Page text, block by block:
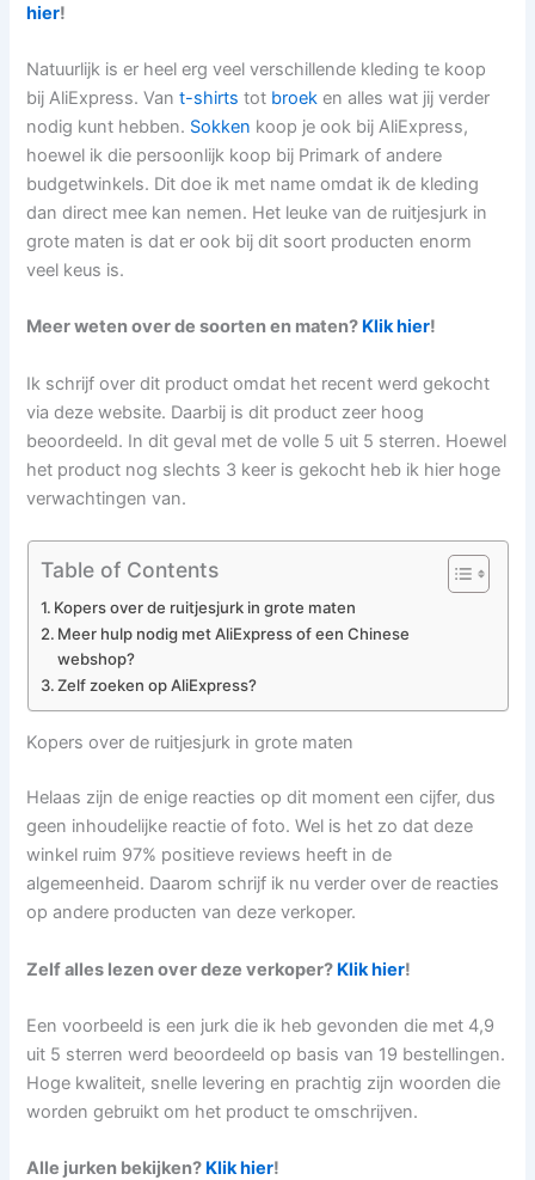
hier!
Natuurlijk is er heel erg veel verschillende kleding te koop
bij AliExpress. Vant-shirts tot broek en alles wat jij verder
nodig kunt hebben. Sokken koop je ook bij AliExpress,
hoewel ik die persoonlijk koop bij Primark of andere
budgetwinkels. Dit doe ik met name omdat ik de kleding
dan direct mee kan nemen. Het leuke van de ruitjesjurk in
grote maten is dat er ook bij dit soort producten enorm
veel keus is.
Meer weten over de soorten en maten? Klik hier!
Ik schrijf over dit product omdat het recent werd gekocht
via deze website. Daarbij is dit product zeer hoog
beoordeeld. In dit geval met de volle 5 uit 5 sterren. Hoewel
het product nog slechts 3 keer is gekocht heb ik hier hoge
verwachtingen van.
Table of Contents
Kopers over de ruitjesjurk in grote maten
Meer hulp nodig met AliExpress of een Chinese
webshop?
Zelf zoeken op AliExpress?
Kopers over de ruitjesjurk in grote maten
Helaas zijn de enige reacties op dit moment een cijfer, dus
geen inhoudelijke reactie of foto. Wel is het zo dat deze
winkel ruim 97% positieve reviews heeft in de
algemeenheid. Daarom schrijf ik nu verder over de reacties
op andere producten van deze verkoper.
Zelf alles lezen over deze verkoper? Klik hier!
Een voorbeeld is een jurk die ik heb gevonden die met 4,9
uit 5 sterren werd beoordeeld op basis van 19 bestellingen.
Hoge kwaliteit, snelle levering en prachtig zijn woorden die
worden gebruikt om het product te omschrijven.
Alle jurken bekijken? Klik hier!